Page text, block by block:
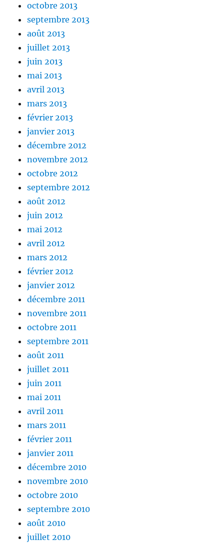
octobre 2013
septembre 2013
août 2013
juillet 2013
juin 2013
mai 2013
avril 2013
mars 2013
février 2013
janvier 2013
décembre 2012
novembre 2012
octobre 2012
septembre 2012
août 2012
juin 2012
mai 2012
avril 2012
mars 2012
février 2012
janvier 2012
décembre 2011
novembre 2011
octobre 2011
septembre 2011
août 2011
juillet 2011
juin 2011
mai 2011
avril 2011
mars 2011
février 2011
janvier 2011
décembre 2010
novembre 2010
octobre 2010
septembre 2010
août 2010
juillet 2010